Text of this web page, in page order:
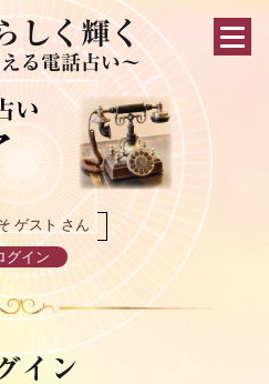
い
ゲスト さん
グイン
しく輝く
る電話占い～
イン